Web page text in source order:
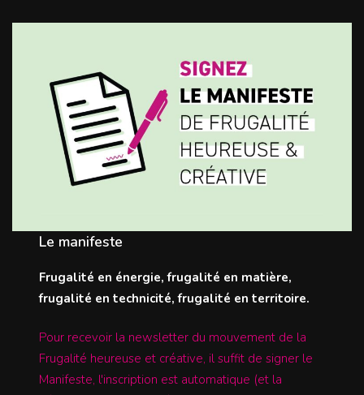
Le manifeste
Frugalité en énergie, frugalité en matière,
frugalité en technicité, frugalité en territoire.
Pour recevoir la newsletter du mouvement de la
Frugalité heureuse et créative, il suffit de signer le
Manifeste, l'inscription est automatique (et la